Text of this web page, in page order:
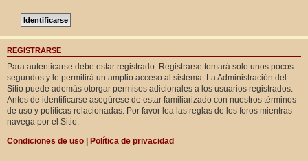
REGISTRARSE
Para autenticarse debe estar registrado. Registrarse tomará solo unos pocos
segundos y le permitirá un amplio acceso al sistema. La Administración del
Sitio puede además otorgar permisos adicionales a los usuarios registrados.
Antes de identificarse asegúrese de estar familiarizado con nuestros términos
de uso y políticas relacionadas. Por favor lea las reglas de los foros mientras
navega por el Sitio.
Condiciones de uso | Política de privacidad